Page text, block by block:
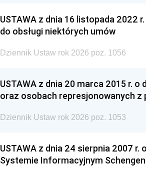
USTAWA z dnia 16 listopada
do obsługi niektórych umów
Dziennik Ustaw rok 2026 poz. 1056
USTAWA z dnia 20 marca 2015 r.
oraz osobach represjonowanych z
Dziennik Ustaw rok 2026 poz. 1053
USTAWA z dnia 24 sierpnia 2007
Systemie Informacyjnym